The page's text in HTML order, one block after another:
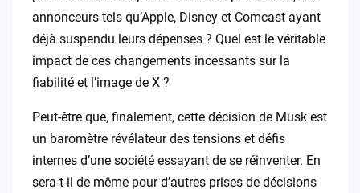
annonceurs tels qu’Apple, Disney et Comcast ayant
déjà suspendu leurs dépenses ? Quel est le véritable
impact de ces changements incessants sur la
fiabilité et l’image de X ?
Peut-être que, finalement, cette décision de Musk est
un baromètre révélateur des tensions et défis
internes d’une société essayant de se réinventer. En
sera-t-il de même pour d’autres prises de décisions